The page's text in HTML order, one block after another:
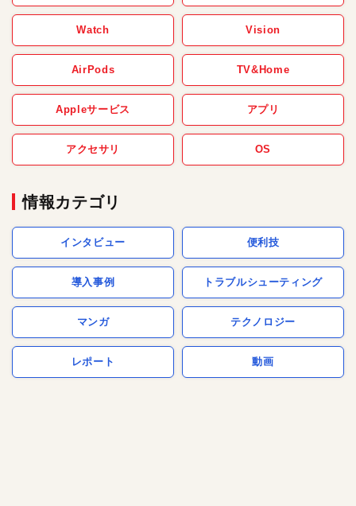
Watch Vision
AirPods TV&Home
Appleサービス アプリ
アクセサリ OS
情報カテゴリ
インタビュー 便利技
導入事例 トラブルシューティング
マンガ テクノロジー
レポート 動画